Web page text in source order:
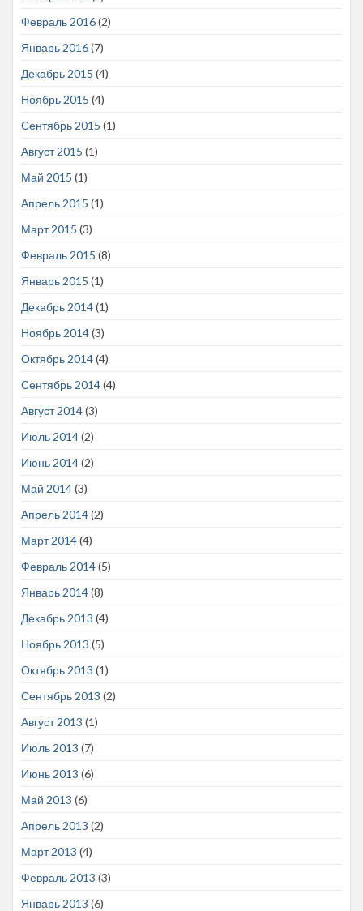
Февраль 2016(2)
Январь 2016(7)
Декабрь 2015 (4)
Ноябрь 2015 (4)
Сентябрь 2015 (1)
Август 2015 (1)
Май 2015 (1)
Апрель 2015 (1)
Март 2015 (3)
Февраль 2015 (8)
Январь 2015 (1)
Декабрь 2014(1)
Ноябрь 2014(3)
Октябрь 2014(4)
Сентябрь 2014(4)
Август 2014(3)
Июль 2014(2)
Июнь 2014(2)
Май 2014(3)
Апрель 2014(2)
Март 2014(4)
Февраль 2014(5)
Январь 2014(8)
Декабрь 2013 (4)
Ноябрь 2013 (5)
Октябрь 2013 (1)
Сентябрь 2013 (2)
Август 2013 (1)
Июль 2013 (7)
Июнь 2013 (6)
Май 2013 (6)
Апрель 2013 (2)
Март 2013 (4)
Февраль 2013 (3)
Январь 2013 (6)